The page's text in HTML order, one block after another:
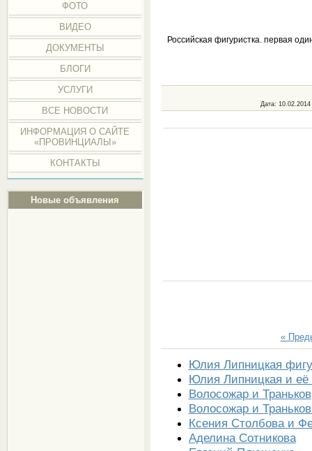
ФОТО
ВИДЕО
ДОКУМЕНТЫ
БЛОГИ
УСЛУГИ
ВСЕ НОВОСТИ
ИНФОРМАЦИЯ О САЙТЕ
«ПРОВИНЦИАЛЫ»
КОНТАКТЫ
Новые объявления
Российская фигуристка. первая
Дата:
«
Юлия Липницкая
Юлия Липницкая и её
Волосожар и Траньков
Волосожар и
Ксения Столбова и
Аделина Сотникова